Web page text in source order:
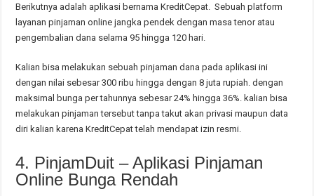
Berikutnya adalah aplikasi bernama KreditCepat. Sebuah platform
layanan pinjaman online jangka pendek dengan masa tenor atau
pengembalian dana selama 95 hingga 120 hari.
Kalian bisa melakukan sebuah pinjaman dana pada aplikasi ini
dengan nilai sebesar 300 ribu hingga dengan 8 juta rupiah. dengan
maksimal bunga per tahunnya sebesar 24% hingga 36%. kalian bisa
melakukan pinjaman tersebut tanpa takut akan privasi maupun data
diri kalian karena KreditCepat telah mendapat izin resmi.
4. PinjamDuit – Aplikasi Pinjaman
Online Bunga Rendah